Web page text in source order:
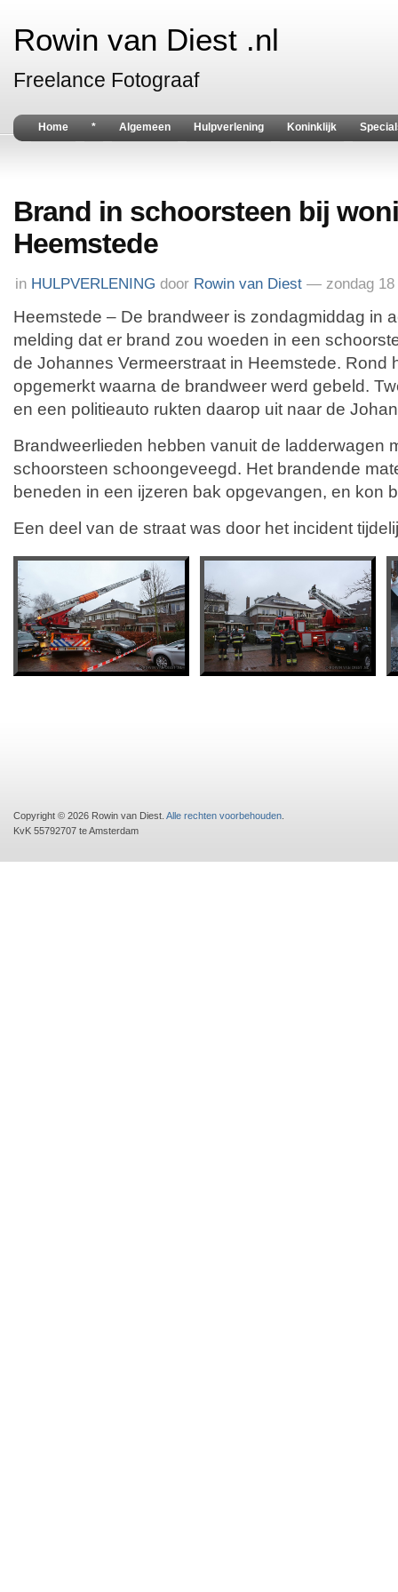
Rowin van Diest .nl
Freelance Fotograaf
Home * Algemeen Hulpverlening Koninklijk
Brand in schoorsteen bij
Heemstede
in HULPVERLENING door Rowin van Diest — zondag 18
Heemstede – De brandweer is zondagmiddag in
melding dat er brand zou woeden in een
de Johannes Vermeerstraat in Heemstede. Rond
opgemerkt waarna de brandweer werd gebeld.
en een politieauto rukten daarop uit naar de
Brandweerlieden hebben vanuit de ladderwagen
schoorsteen schoongeveegd. Het brandende
beneden in een ijzeren bak opgevangen, en kon
Een deel van de straat was door het incident
Copyright © 2026 Rowin van Diest. Alle rechten voorbehouden
KvK 55792707 te Amsterdam